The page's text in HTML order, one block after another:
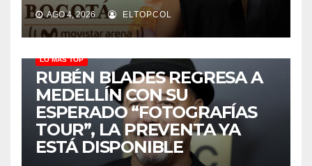
AGO 4, 2026 ELTOPCOL
LO MÁS TOP
RUBÉN BLADES REGRESA A
MEDELLÍN CON SU
ESPERADO “FOTOGRAFÍAS
TOUR”, LA PREVENTA YA
ESTÁ DISPONIBLE